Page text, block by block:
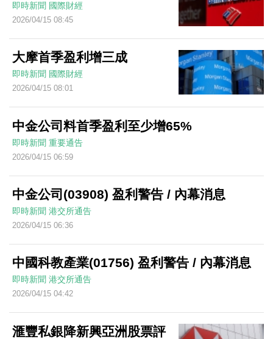
即時新聞 國際財經
2026/04/15 08:45
大摩首季盈利增三成
即時新聞 國際財經
2026/04/15 08:01
中金公司料首季盈利至少增65%
即時新聞 重要通告
2026/04/15 06:59
中金公司(03908) 盈利警告 / 內幕消息
即時新聞 港交所通告
2026/04/15 06:36
中國科教產業(01756) 盈利警告 / 內幕消息
即時新聞 港交所通告
2026/04/15 04:42
滙豐私銀降新興亞洲股票評